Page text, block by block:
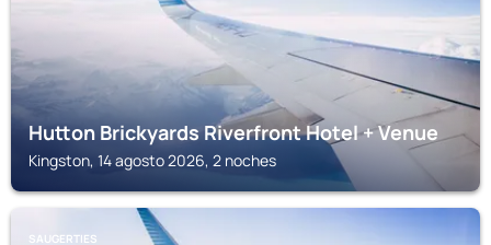
Hutton Brickyards Riverfront Hotel + Venue
Kingston, 14 agosto 2026, 2 noches
SAUGERTIES